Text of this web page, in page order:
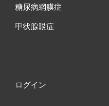
糖尿病網膜症
甲状腺眼症
ログイン